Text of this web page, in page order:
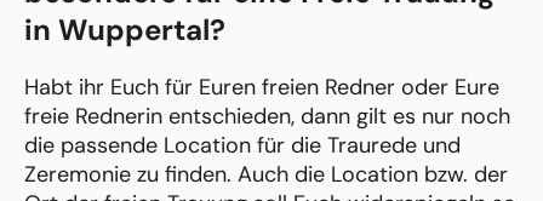
in Wuppertal?
Habt ihr Euch für Euren freien Redner oder Eure
freie Rednerin entschieden, dann gilt es nur noch
die passende Location für die Traurede und
Zeremonie zu finden. Auch die Location bzw. der